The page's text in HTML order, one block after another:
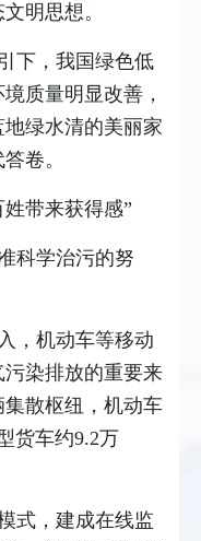
明思想。
下，我国绿色低
质量明显改善，
绿水清的美丽家
卷。
带来获得感”
科学治污的努
，机动车等移动
染排放的重要来
散枢纽，机动车
货车约9.2万
式，建成在线监